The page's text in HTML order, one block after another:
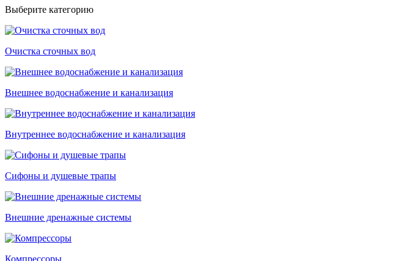
Выберите категорию
Очистка сточных вод
Внешнee водоснабжение и канализация
Внутреннее водоснабжение и канализация
Сифоны и душевые трапы
Внешние дренажные системы
Компрессоры